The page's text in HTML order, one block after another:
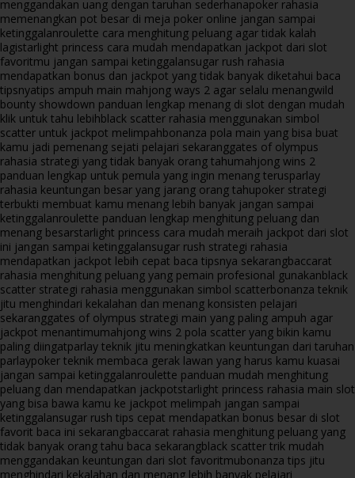
menggandakan uang dengan taruhan sederhanapoker rahasia
memenangkan pot besar di meja poker online jangan sampai
ketinggalanroulette cara menghitung peluang agar tidak kalah
lagistarlight princess cara mudah mendapatkan jackpot dari slot
favoritmu jangan sampai ketinggalansugar rush rahasia
mendapatkan bonus dan jackpot yang tidak banyak diketahui baca
tipsnyatips ampuh main mahjong ways 2 agar selalu menangwild
bounty showdown panduan lengkap menang di slot dengan mudah
klik untuk tahu lebihblack scatter rahasia menggunakan simbol
scatter untuk jackpot melimpahbonanza pola main yang bisa buat
kamu jadi pemenang sejati pelajari sekaranggates of olympus
rahasia strategi yang tidak banyak orang tahumahjong wins 2
panduan lengkap untuk pemula yang ingin menang terusparlay
rahasia keuntungan besar yang jarang orang tahupoker strategi
terbukti membuat kamu menang lebih banyak jangan sampai
ketinggalanroulette panduan lengkap menghitung peluang dan
menang besarstarlight princess cara mudah meraih jackpot dari slot
ini jangan sampai ketinggalansugar rush strategi rahasia
mendapatkan jackpot lebih cepat baca tipsnya sekarangbaccarat
rahasia menghitung peluang yang pemain profesional gunakanblack
scatter strategi rahasia menggunakan simbol scatterbonanza teknik
jitu menghindari kekalahan dan menang konsisten pelajari
sekaranggates of olympus strategi main yang paling ampuh agar
jackpot menantimumahjong wins 2 pola scatter yang bikin kamu
paling diingatparlay teknik jitu meningkatkan keuntungan dari taruhan
parlaypoker teknik membaca gerak lawan yang harus kamu kuasai
jangan sampai ketinggalanroulette panduan mudah menghitung
peluang dan mendapatkan jackpotstarlight princess rahasia main slot
yang bisa bawa kamu ke jackpot melimpah jangan sampai
ketinggalansugar rush tips cepat mendapatkan bonus besar di slot
favorit baca ini sekarangbaccarat rahasia menghitung peluang yang
tidak banyak orang tahu baca sekarangblack scatter trik mudah
menggandakan keuntungan dari slot favoritmubonanza tips jitu
menghindari kekalahan dan menang lebih banyak pelajari